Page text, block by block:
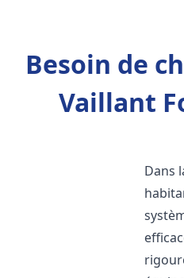
Besoin de
Vaillant
Dans